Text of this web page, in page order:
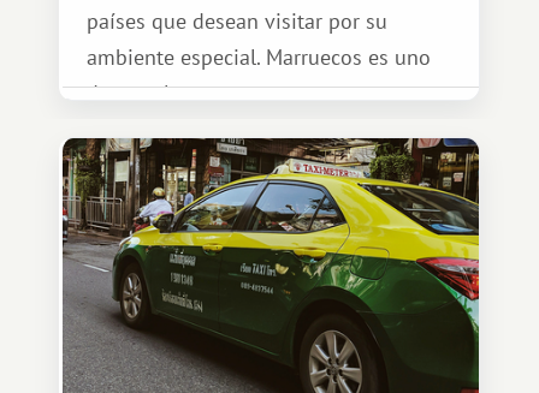
países que desean visitar por su
ambiente especial. Marruecos es uno
de esos lugares.